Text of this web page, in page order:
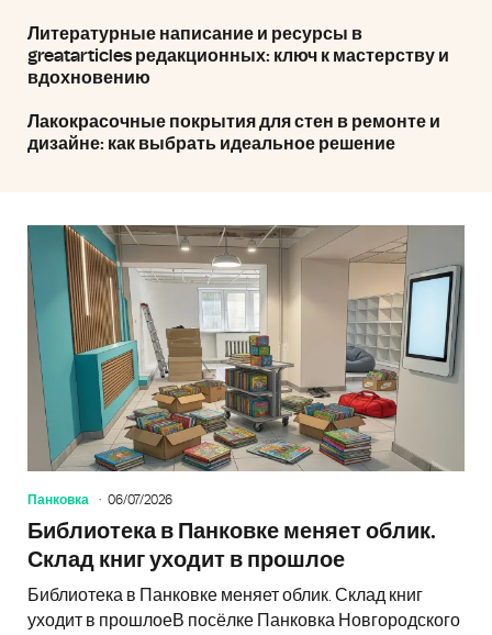
Литературные написание и ресурсы в
greatarticles редакционных: ключ к мастерству и
вдохновению
Лакокрасочные покрытия для стен в ремонте и
дизайне: как выбрать идеальное решение
Панковка 06/07/2026
Библиотека в Панковке меняет облик.
Склад книг уходит в прошлое
Библиотека в Панковке меняет облик. Склад книг
уходит в прошлоеВ посёлке Панковка Новгородского